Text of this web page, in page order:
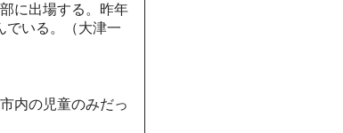
に出場する。昨年
でいる。（大津一
内の児童のみだっ